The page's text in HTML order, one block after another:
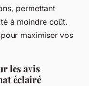
permettant
à moindre coût.
maximiser vos
les avis
éclairé